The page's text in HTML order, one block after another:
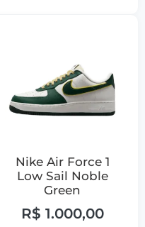
Nike Air Force 1
Low Sail Noble
Green
R$ 1.000,00